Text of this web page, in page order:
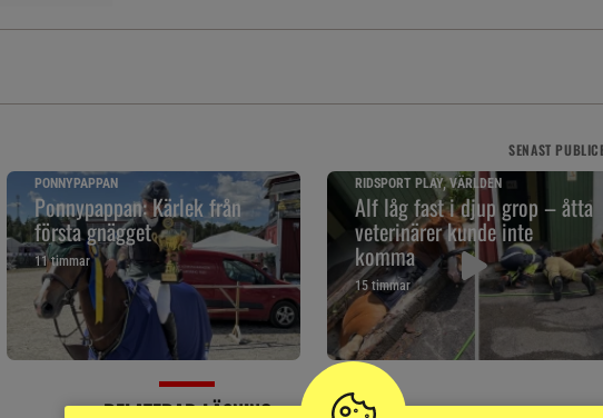
SENAST
PONNYPAPPAN
Ponnypappan: Kärlek från
första gnägget
11 timmar
RIDSPORT PLAY, VÄRLDEN
Alf låg fast i djup grop – åtta
veterinärer kunde inte
komma
15 timmar
RELATERAD LÄSNING